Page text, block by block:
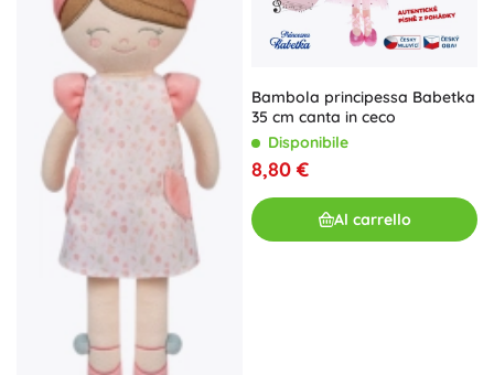
Bambola principessa Babetka
35 cm canta in ceco
Disponibile
8,80 €
Al carrello